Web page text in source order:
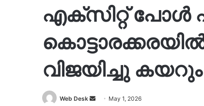
എക്‌സിറ്റ്
വിജയിച്ചു കയറും
Web Desk
Send May 1, 2026